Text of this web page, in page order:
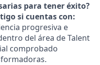
para tener éxito?
si cuentas con:
progresiva e
del área de Talent
comprobado